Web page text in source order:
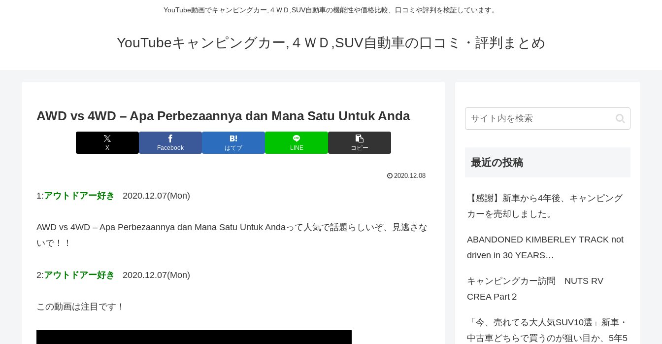
YouTube動画でキャンピングカー,４ＷＤ,SUV自動車の機能性や価格比較、口コミや評判を検証しています。
YouTubeキャンピングカー,４ＷＤ,SUV自動車の口コミ・評判まとめ
AWD vs 4WD – Apa Perbezaannya dan Mana Satu Untuk Anda
X Facebook はてブ LINE コピー
2020.12.08
1:アウトドアー好き 2020.12.07(Mon)
AWD vs 4WD – Apa Perbezaannya dan Mana Satu Untuk Andaって人気で話題らしいぞ、見逃さな
いで！！
2:アウトドアー好き 2020.12.07(Mon)
この動画は注目です！
最近の投稿
【感謝】新車から4年後、キャンピング
カーを売却しました。
ABANDONED KIMBERLEY TRACK not
driven in 30 YEARS…
キャンピングカー訪問 NUTS RV
CREA Part２
「今、売れてる大人気SUV10選」新車・
中古車どちらで買うのが狙い目か、5年5